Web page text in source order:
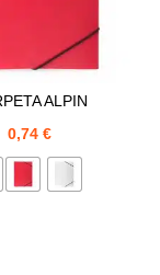
ALPIN
0,74 €